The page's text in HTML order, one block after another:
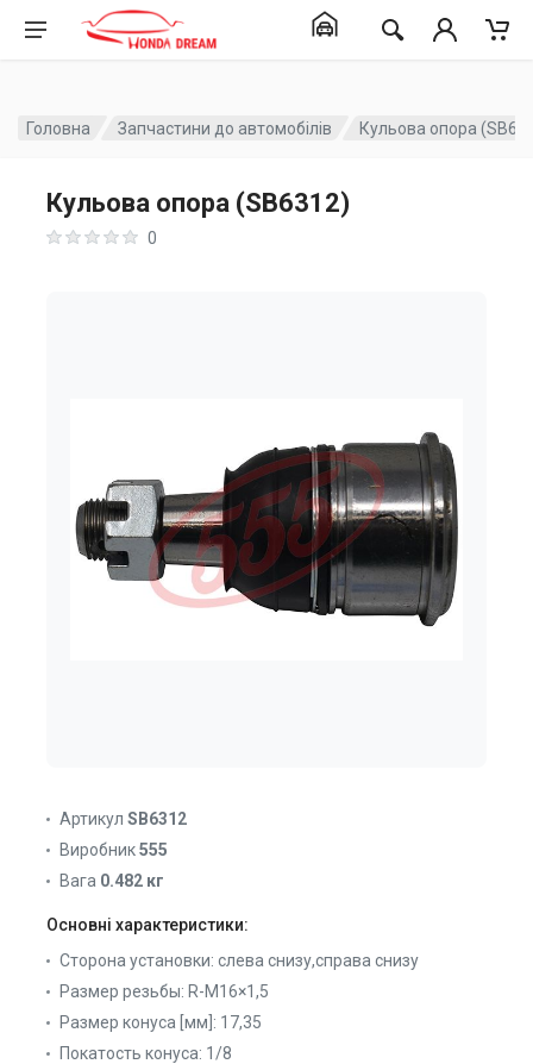
Головна Запчастини до автомобілів Кульова опора
Кульова опора (SB6312)
0
Артикул SB6312
Виробник555
Вага 0.482 кг
Основні характеристики:
Сторона установки: слева снизу,справа снизу
Размер резьбы: R-M16×1,5
Размер конуса [мм]: 17,35
Покатость конуса: 1/8